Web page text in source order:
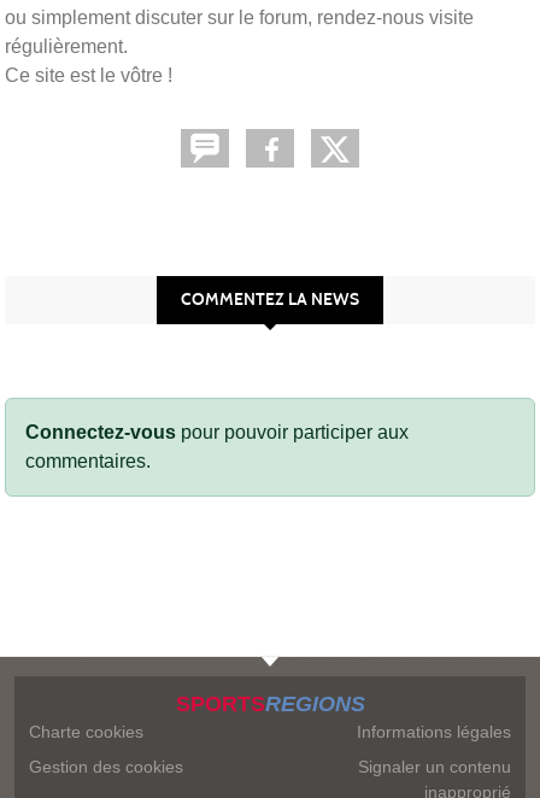
ou simplement discuter sur le forum, rendez-nous visite
régulièrement.
Ce site est le vôtre !
COMMENTEZ LA NEWS
Connectez-vous pour pouvoir participer aux
commentaires.
SPORTSREGIONS
Charte cookies
Gestion des cookies
Informations légales
Signaler un contenu
inapproprié